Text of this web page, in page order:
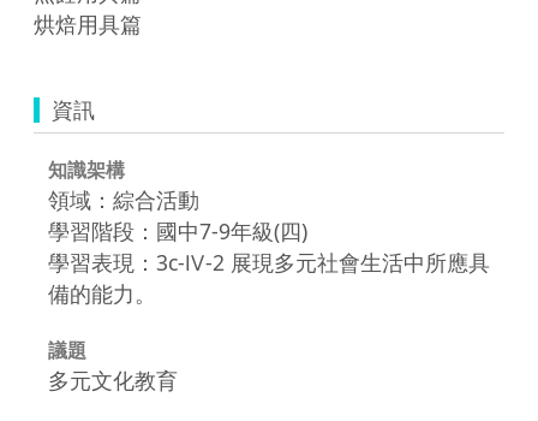
烘焙用具篇
資訊
知識架構
領域：綜合活動
學習階段：國中7-9年級(四)
學習表現：3c-Ⅳ-2 展現多元社會生活中所應具
備的能力。
議題
多元文化教育